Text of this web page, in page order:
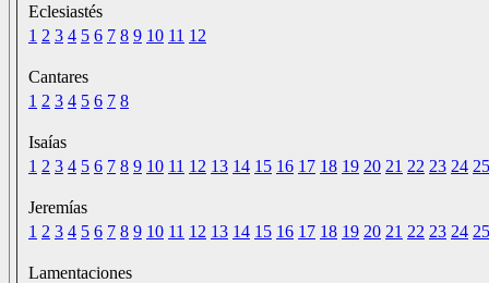
Eclesiastés
1 2 3 4 5 6 7 8 9 10 11 12
Cantares
1 2 3 4 5 6 7 8
Isaías
1 2 3 4 5 6 7 8 9 10 11 12 13 14 15 16 17 18 19 20 21 22 23 24 25
Jeremías
1 2 3 4 5 6 7 8 9 10 11 12 13 14 15 16 17 18 19 20 21 22 23 24 25
Lamentaciones